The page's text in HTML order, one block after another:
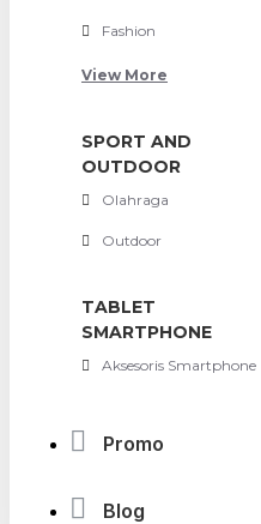
Fashion
View More
SPORT AND
OUTDOOR
Olahraga
Outdoor
TABLET
SMARTPHONE
Aksesoris Smartphone
Promo
Blog